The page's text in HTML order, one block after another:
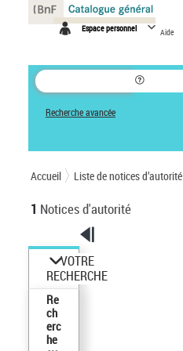
Espace personnel Aide
Recherche avancée
Accueil Liste de notices d’autorité
1 Notices d'autorité
VOTRE
RECHERCHE
Re
ch
erc
he
Panneau de gestion des cookies